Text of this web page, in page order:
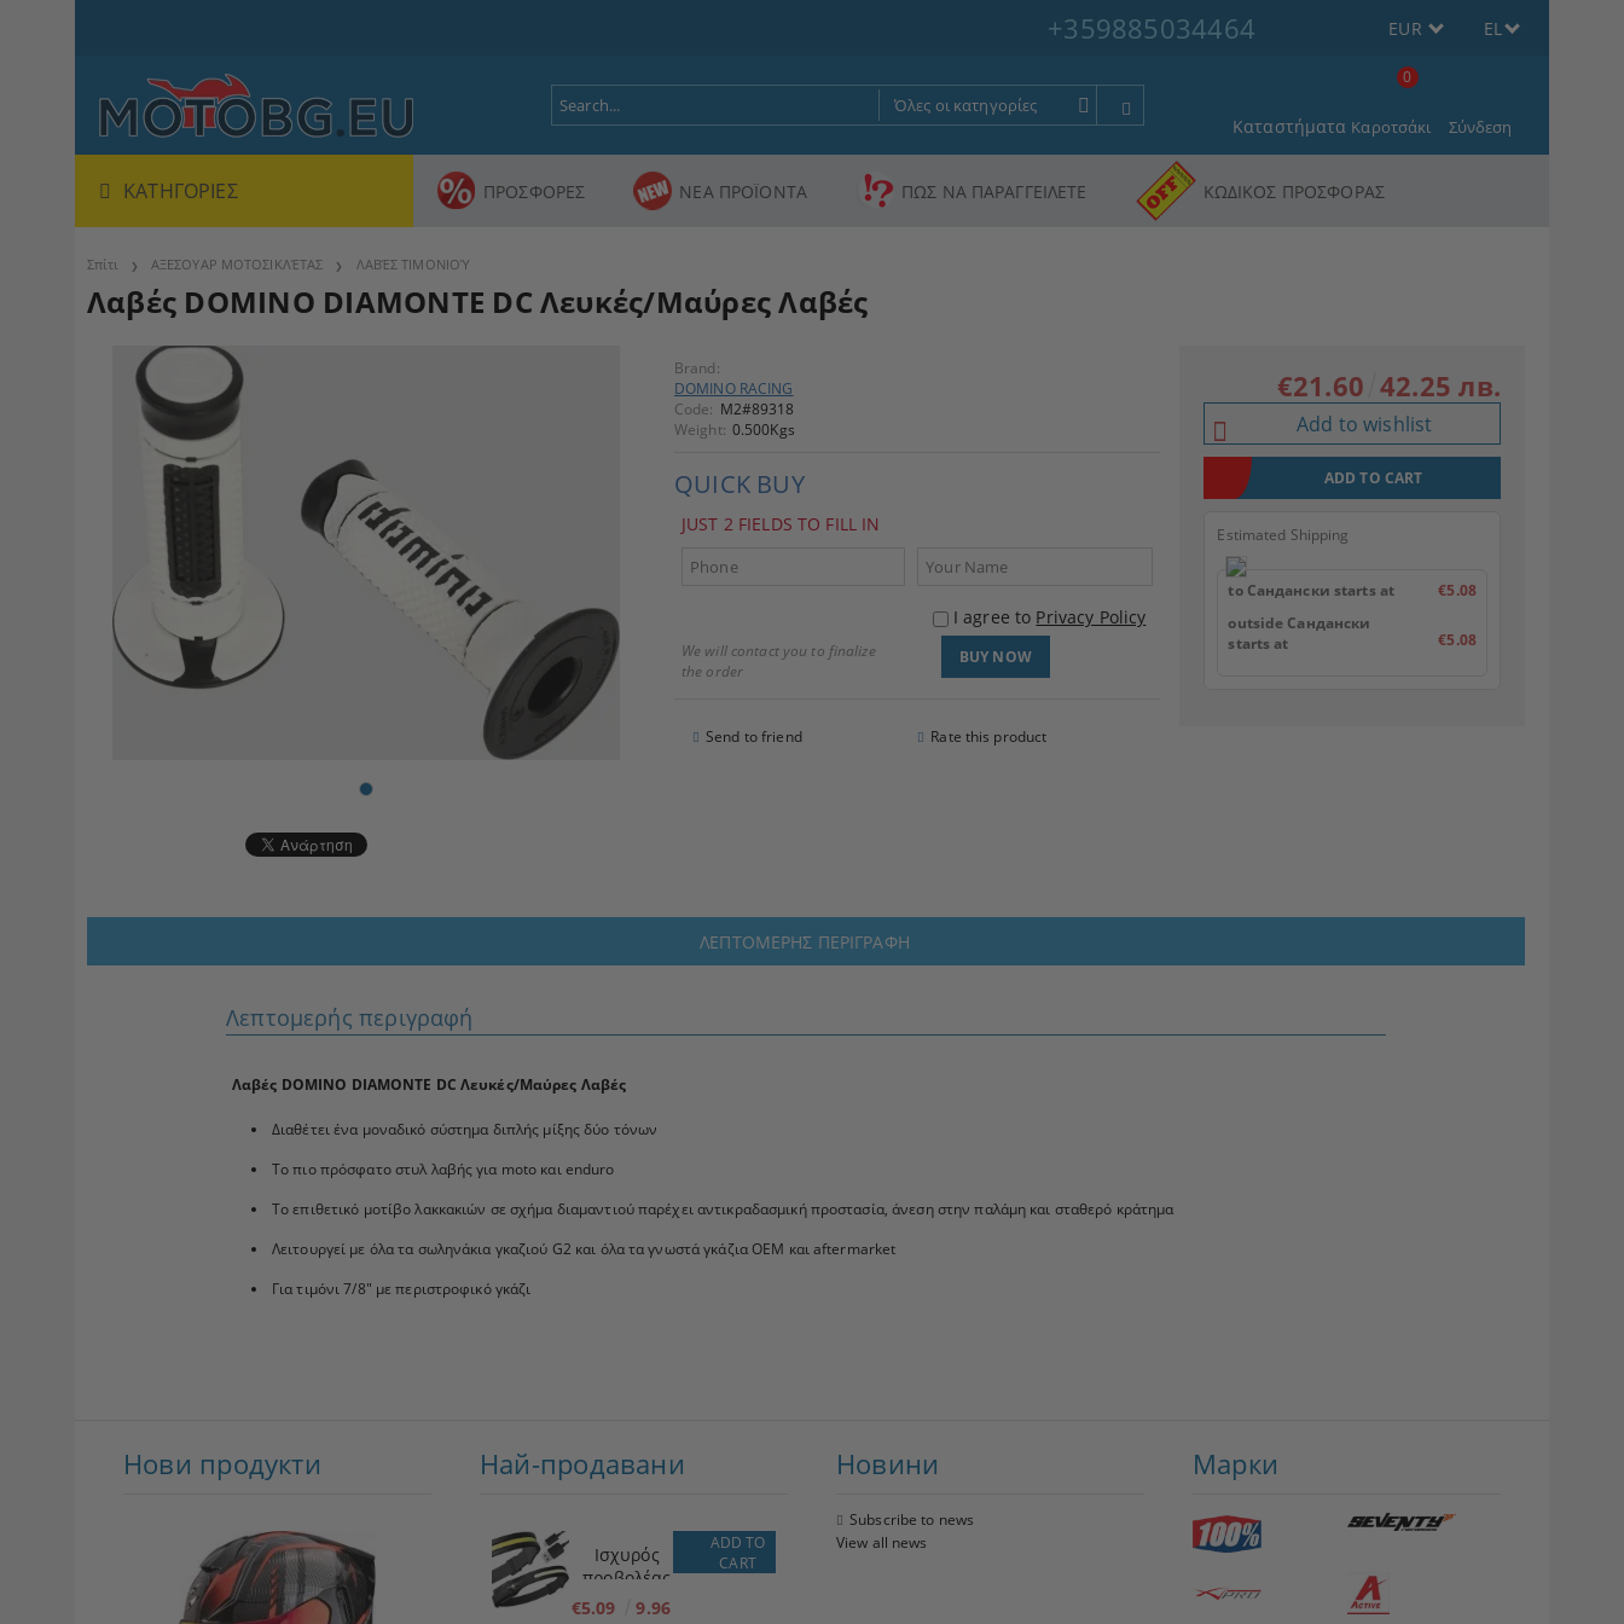
+359885034464 EUR EL
Καταστήματα Καροτσάκι
0
Σύνδεση
ΚΑΤΗΓΟΡΊΕΣ ΠΡΟΣΦΟΡΕΣ ΝΕΑ ΠΡΟΪΟΝΤΑ ΠΩΣ ΝΑ ΠΑΡΑΓΓΕΙΛΕΤΕ ΚΩΔΙΚΟΣ ΠΡΟΣΦΟΡΑΣ
Σπίτι ΑΞΕΣΟΥΑΡ ΜΟΤΟΣΙΚΛΈΤΑΣ ΛΑΒΈΣ ΤΙΜΟΝΙΟΎ
Λαβές DOMINO DIAMONTE DC Λευκές/Μαύρες Λαβές
Brand:
DOMINO RACING
Code: M2#89318
Weight: 0.500Kgs
QUICK BUY
JUST 2 FIELDS TO FILL IN
I agree to Privacy Policy
We will contact you to finalize
the order
Send to friend Rate this product
€21.60 42.25 лв.
Add to wishlist
Estimated Shipping
to Сандански starts at
€5.08
outside Сандански
starts at
€5.08
ΛΕΠΤΟΜΕΡΉΣ ΠΕΡΙΓΡΑΦΉ
Λεπτομερής περιγραφή
Λαβές DOMINO DIAMONTE DC Λευκές/Μαύρες Λαβές
Διαθέτει ένα μοναδικό σύστημα διπλής μίξης δύο τόνων
Το πιο πρόσφατο στυλ λαβής για moto και enduro
Το επιθετικό μοτίβο λακκακιών σε σχήμα διαμαντιού παρέχει αντικραδασμική προστασία, άνεση στην παλάμη και σταθερό κράτημα
Λειτουργεί με όλα τα σωληνάκια γκαζιού G2 και όλα τα γνωστά γκάζια OEM και aftermarket
Για τιμόνι 7/8" με περιστροφικό γκάζι
Нови продукти Най-продавани
Ισχυρός
προβολέας
LED + φακός
€5.09
9.96
ADD TO
CART
Новини
Subscribe to news
View all news
Марки